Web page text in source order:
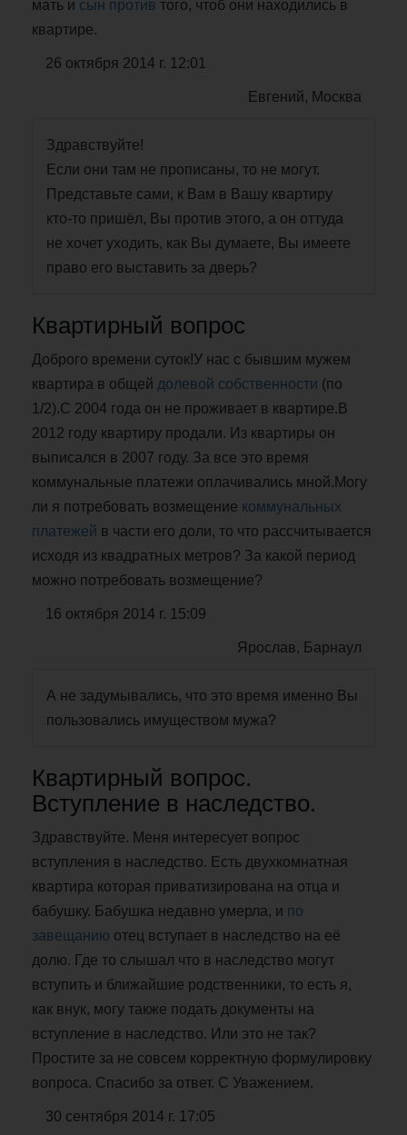
мать и сын против того, чтоб они находились в
квартире.
26 октября 2014 г. 12:01
Евгений, Москва
Здравствуйте!
Если они там не прописаны, то не могут.
Представьте сами, к Вам в Вашу квартиру
кто-то пришёл, Вы против этого, а он оттуда
не хочет уходить, как Вы думаете, Вы имеете
право его выставить за дверь?
Квартирный вопрос
Доброго времени суток!У нас с бывшим мужем
квартира в общей долевой собственности (по
1/2).С 2004 года он не проживает в квартире.В
2012 году квартиру продали. Из квартиры он
выписался в 2007 году. За все это время
коммунальные платежи оплачивались мной.Могу
ли я потребовать возмещение коммунальных
платежей в части его доли, то что рассчитывается
исходя из квадратных метров? За какой период
можно потребовать возмещение?
16 октября 2014 г. 15:09
Ярослав, Барнаул
А не задумывались, что это время именно Вы
пользовались имуществом мужа?
Квартирный вопрос.
Вступление в наследство.
Здравствуйте. Меня интересует вопрос
вступления в наследство. Есть двухкомнатная
квартира которая приватизирована на отца и
бабушку. Бабушка недавно умерла, и по
завещанию отец вступает в наследство на её
долю. Где то слышал что в наследство могут
вступить и ближайшие родственники, то есть я,
как внук, могу также подать документы на
вступление в наследство. Или это не так?
Простите за не совсем корректную формулировку
вопроса. Спасибо за ответ. С Уважением.
30 сентября 2014 г. 17:05